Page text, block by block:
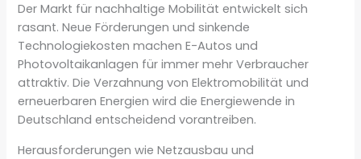
Der Markt für nachhaltige Mobilität entwickelt sich
rasant. Neue Förderungen und sinkende
Technologiekosten machen E-Autos und
Photovoltaikanlagen für immer mehr Verbraucher
attraktiv. Die Verzahnung von Elektromobilität und
erneuerbaren Energien wird die Energiewende in
Deutschland entscheidend vorantreiben.
Herausforderungen wie Netzausbau und